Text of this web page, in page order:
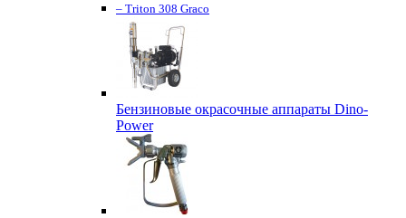
– Triton 308 Graco
Бензиновые окрасочные аппараты Dino-
Power